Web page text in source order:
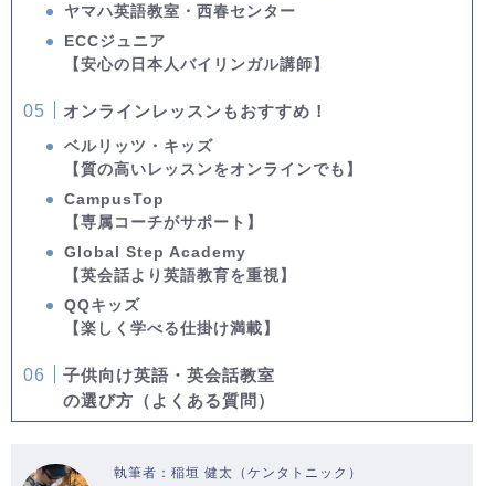
ヤマハ英語教室・西春センター
ECCジュニア
【安心の日本人バイリンガル講師】
オンラインレッスンもおすすめ！
ベルリッツ・キッズ
【質の高いレッスンをオンラインでも】
CampusTop
【専属コーチがサポート】
Global Step Academy
【英会話より英語教育を重視】
QQキッズ
【楽しく学べる仕掛け満載】
子供向け英語・英会話教室
の選び方（よくある質問）
執筆者：稲垣 健太（ケンタトニック）